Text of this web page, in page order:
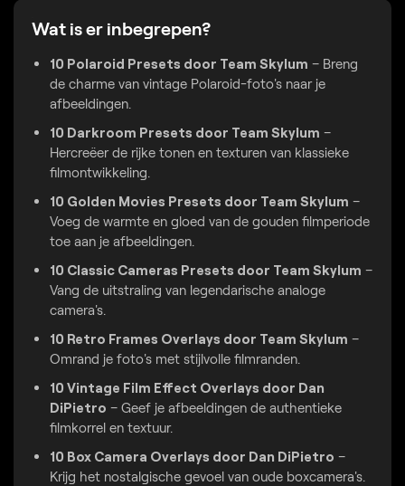
Wat is er inbegrepen?
10 Polaroid Presets door Team Skylum – Breng
de charme van vintage Polaroid-foto's naar je
afbeeldingen.
10 Darkroom Presets door Team Skylum –
Hercreëer de rijke tonen en texturen van klassieke
filmontwikkeling.
10 Golden Movies Presets door Team Skylum –
Voeg de warmte en gloed van de gouden filmperiode
toe aan je afbeeldingen.
10 Classic Cameras Presets door Team Skylum –
Vang de uitstraling van legendarische analoge
camera's.
10 Retro Frames Overlays door Team Skylum –
Omrand je foto's met stijlvolle filmranden.
10 Vintage Film Effect Overlays door Dan
DiPietro – Geef je afbeeldingen de authentieke
filmkorrel en textuur.
10 Box Camera Overlays door Dan DiPietro –
Krijg het nostalgische gevoel van oude boxcamera's.